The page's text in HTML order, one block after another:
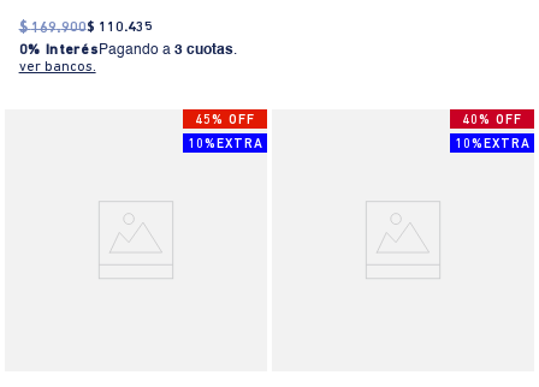
$ 169.900$ 110.435
0% Interés Pagando a 3 cuotas.
ver bancos.
45% OFF
10%EXTRA
40% OFF
10%EXTRA